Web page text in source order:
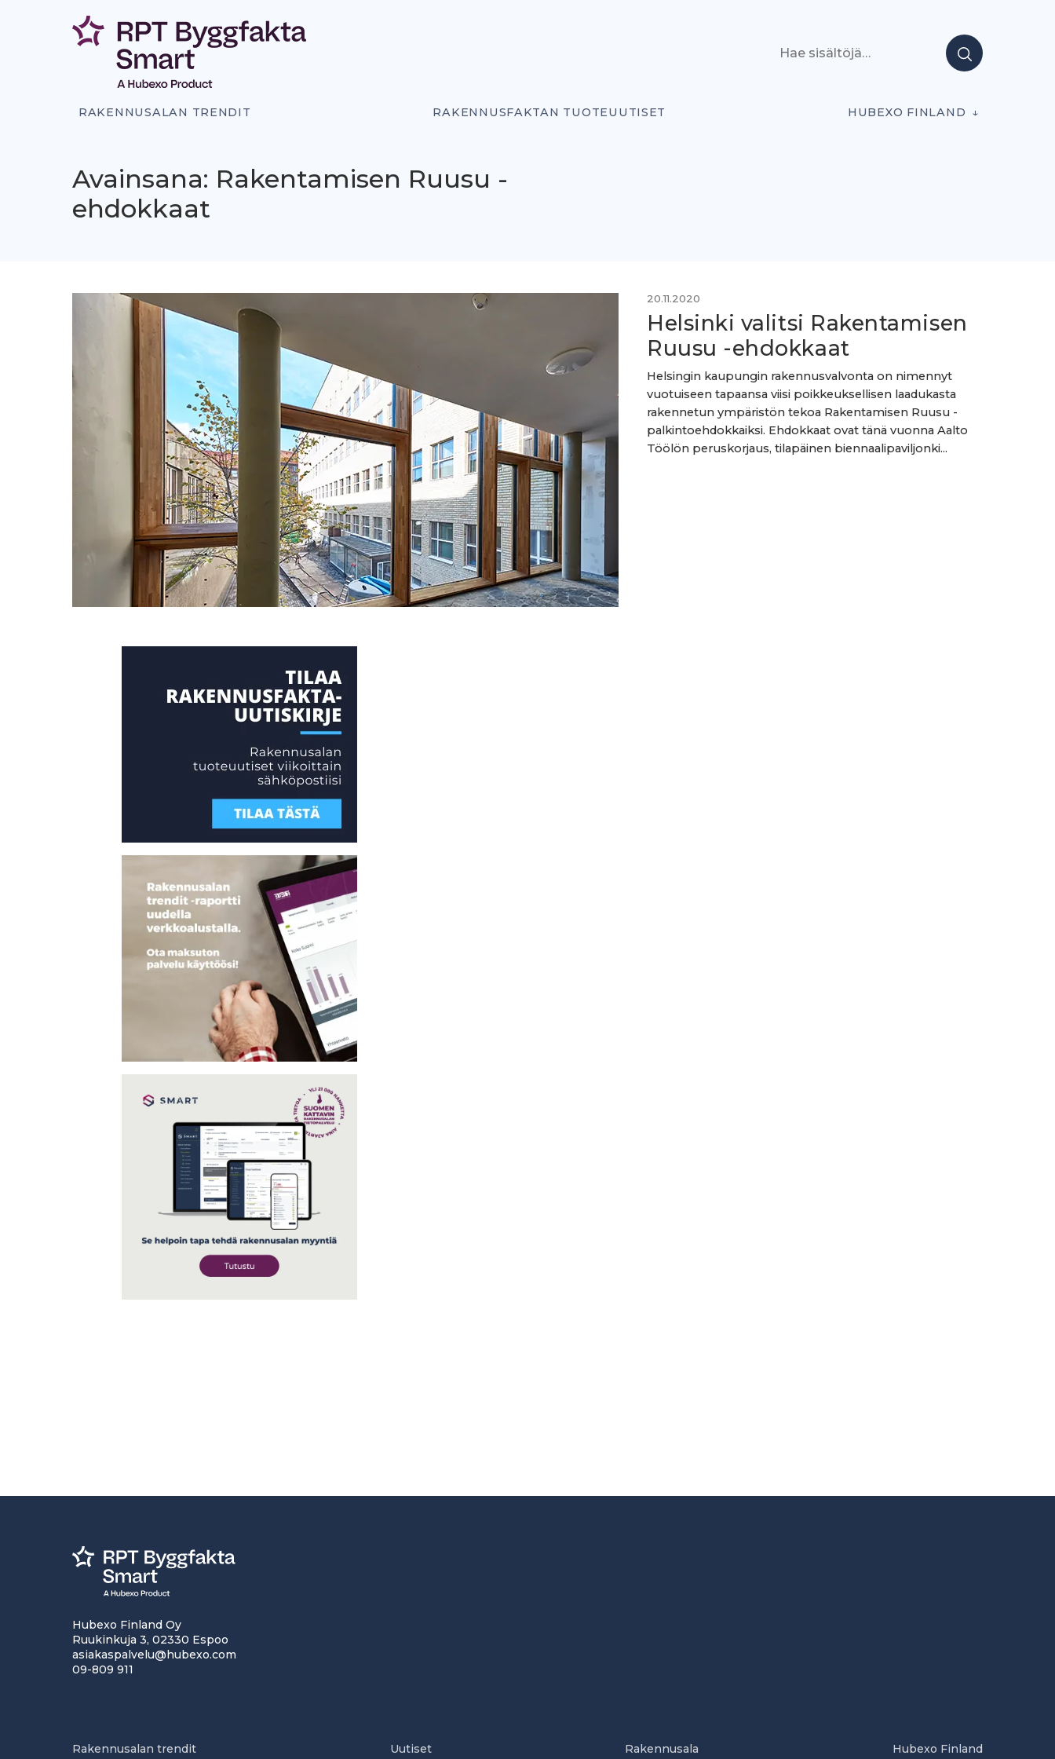
RAKENNUSALAN TRENDIT RAKENNUSFAKTAN TUOTEUUTISET HUBEXO FINLAND
Avainsana: Rakentamisen Ruusu -
ehdokkaat
20.11.2020
Helsinki valitsi Rakentamisen
Ruusu -ehdokkaat
Helsingin kaupungin rakennusvalvonta on nimennyt
vuotuiseen tapaansa viisi poikkeuksellisen laadukasta
rakennetun ympäristön tekoa Rakentamisen Ruusu -
palkintoehdokkaiksi. Ehdokkaat ovat tänä vuonna Aalto
Töölön peruskorjaus, tilapäinen biennaalipaviljonki...
Hubexo Finland Oy
Ruukinkuja 3, 02330 Espoo
asiakaspalvelu@hubexo.com
09-809 911
Rakennusalan trendit Uutiset Rakennusala Hubexo Finland